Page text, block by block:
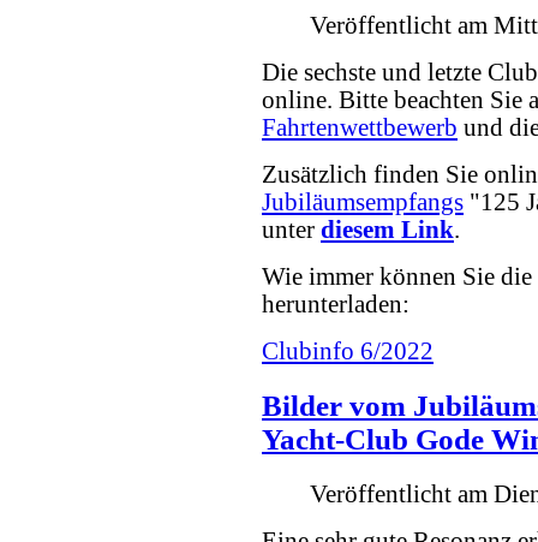
Veröffentlicht am
Die sechste und letzte
online. Bitte beachten Sie
Fahrtenwettbewerb und
Zusätzlich finden Sie
Jubiläumsempfangs "125
unter diesem Link.
Wie immer können Sie
herunterladen:
Clubinfo 6/2022
Bilder vom
Yacht-Club Gode
Veröffentlicht am